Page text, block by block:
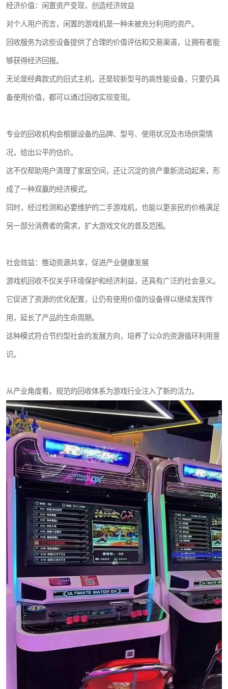
经济价值：闲置资产变现，创造经济效益
对个人用户而言，闲置的游戏机是一种未被充分利用的资产。
回收服务为这些设备提供了合理的价值评估和交易渠道，让拥有者能
够获得经济回报。
无论是经典款式的旧式主机，还是较新型号的高性能设备，只要仍具
备使用价值，都可以通过回收实现变现。
专业的回收机构会根据设备的品牌、型号、使用状况及市场供需情
况，给出公平的估价。
这不仅帮助用户清理了家居空间，还让沉淀的资产重新流动起来，形
成了一种双赢的经济模式。
同时，经过检测和必要维护的二手游戏机，也能以更亲民的价格满足
另一部分消费者的需求，扩大游戏文化的普及范围。
社会效益：推动资源共享，促进产业健康发展
游戏机回收不仅关乎环境保护和经济利益，还具有广泛的社会意义。
它促进了资源的优化配置，让仍有使用价值的设备得以继续发挥作
用，延长了产品的生命周期。
这种模式符合节约型社会的发展方向，培养了公众的资源循环利用意
识。
从产业角度看，规范的回收体系为游戏行业注入了新的活力。